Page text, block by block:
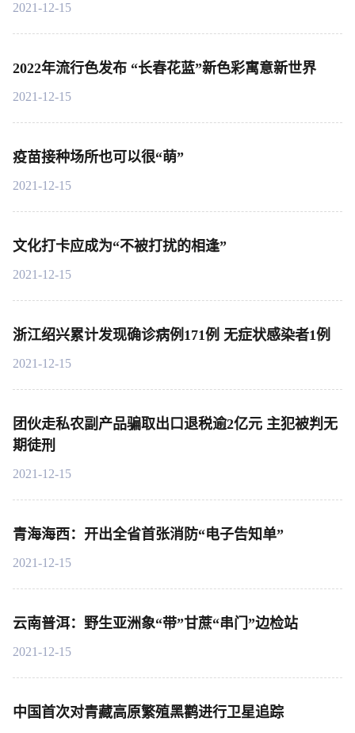
2021-12-15
2022年流行色发布 “长春花蓝”新色彩寓意新世界
2021-12-15
疫苗接种场所也可以很“萌”
2021-12-15
文化打卡应成为“不被打扰的相逢”
2021-12-15
浙江绍兴累计发现确诊病例171例 无症状感染者1例
2021-12-15
团伙走私农副产品骗取出口退税逾2亿元 主犯被判无
期徒刑
2021-12-15
青海海西：开出全省首张消防“电子告知单”
2021-12-15
云南普洱：野生亚洲象“带”甘蔗“串门”边检站
2021-12-15
中国首次对青藏高原繁殖黑鹳进行卫星追踪